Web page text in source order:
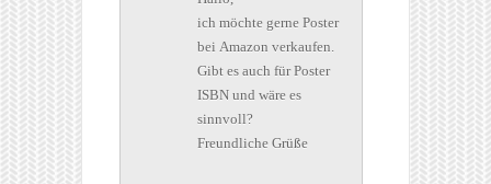
ich möchte gerne Poster
bei Amazon verkaufen.
Gibt es auch für Poster
ISBN und wäre es
sinnvoll?
Freundliche Grüße